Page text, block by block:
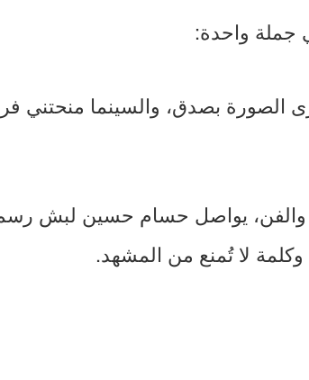
جملة واحدة:
الصورة بصدق، والسينما منحتني
والفن، يواصل حسام حسين لبش
لا تُمنع من المشهد.